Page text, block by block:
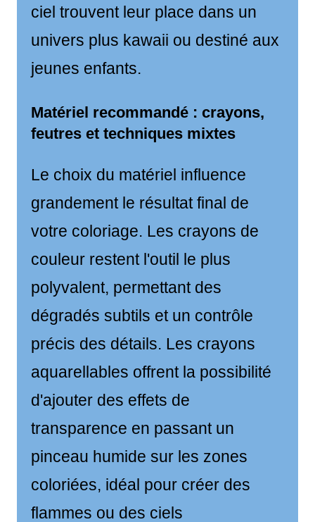
ciel trouvent leur place dans un
univers plus kawaii ou destiné aux
jeunes enfants.
Matériel recommandé : crayons,
feutres et techniques mixtes
Le choix du matériel influence
grandement le résultat final de
votre coloriage. Les crayons de
couleur restent l'outil le plus
polyvalent, permettant des
dégradés subtils et un contrôle
précis des détails. Les crayons
aquarellables offrent la possibilité
d'ajouter des effets de
transparence en passant un
pinceau humide sur les zones
coloriées, idéal pour créer des
flammes ou des ciels